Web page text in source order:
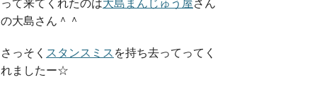
の大島さん＾＾
さっそく スタンスミスを持ち去ってってく
れましたー☆